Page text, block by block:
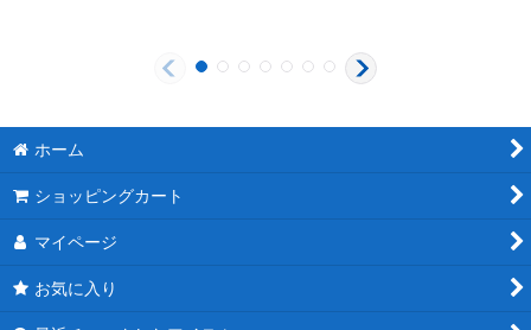
ホーム
ショッピングカート
マイページ
お気に入り